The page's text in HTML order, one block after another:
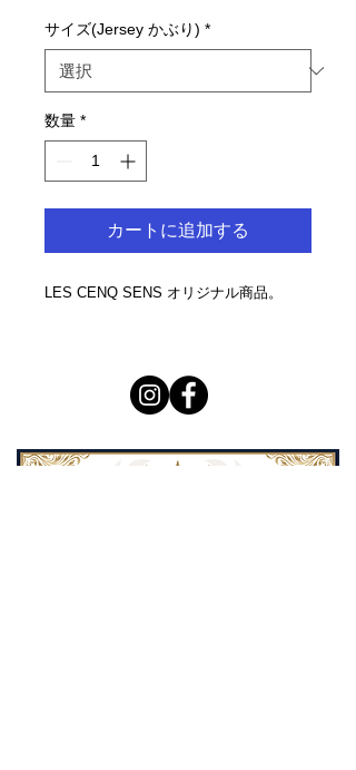
サイズ(Jersey かぶり) *
数量 *
カートに追加する
LES CENQ SENS オリジナル商品。